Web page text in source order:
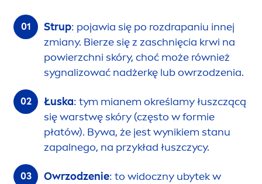
Strup: pojawia się po rozdrapaniu innej
zmiany. Bierze się z zaschnięcia krwi na
powierzchni skóry, choć może również
sygnalizować nadżerkę lub owrzodzenia.
Łuska: tym mianem określamy łuszczącą
się warstwę skóry (często w formie
płatów). Bywa, że jest wynikiem stanu
zapalnego, na przykład łuszczycy.
Owrzodzenie: to widoczny ubytek w